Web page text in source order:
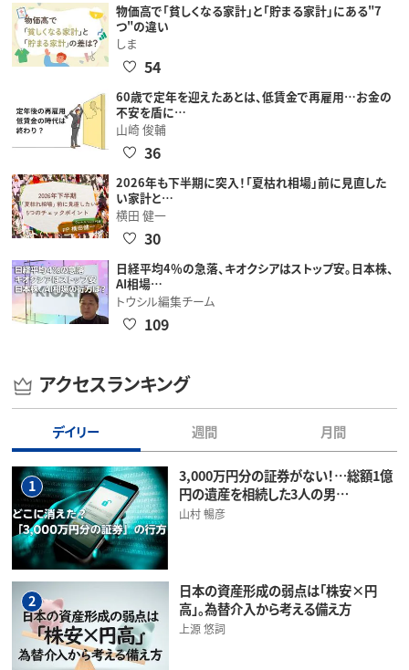
物価高で「貧しくなる家計」と「貯まる家計」にある"7
つ"の違い
しま
54
60歳で定年を迎えたあとは、低賃金で再雇用…お金の
不安を盾に…
山崎 俊輔
36
2026年も下半期に突入！「夏枯れ相場」前に見直した
い家計と…
横田 健一
30
日経平均4％の急落、キオクシアはストップ安。日本株、
AI相場…
トウシル編集チーム
109
アクセスランキング
デイリー 週間 月間
1
3,000万円分の証券がない！…総額1億
円の遺産を相続した3人の男…
山村 暢彦
2
日本の資産形成の弱点は「株安×円
高」。為替介入から考える備え方
上源 悠詞